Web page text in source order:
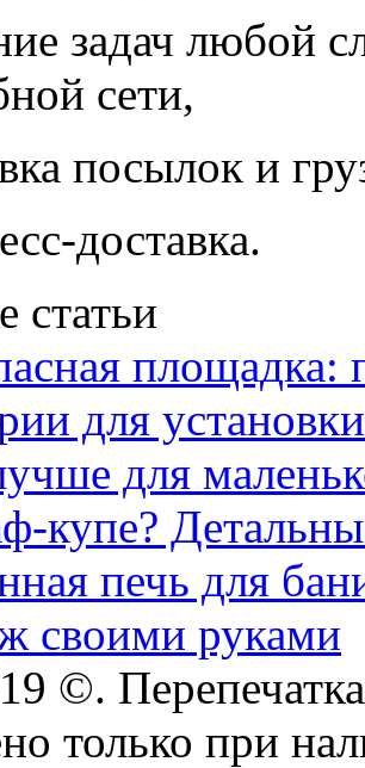
задач любой
сети,
посылок и
доставка.
статьи
площадка:
для
для
купе?
печь для
своими руками
©. Перепечатка
только при